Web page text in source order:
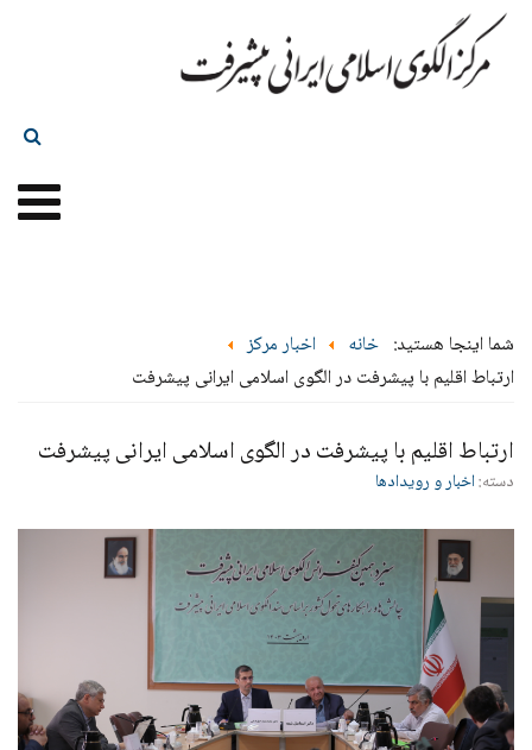
شما اینجا هستید: خانه
اخبار مرکز
ارتباط اقلیم با پیشرفت در الگوی اسلامی ایرانی پیشرفت
ارتباط اقلیم با پیشرفت در الگوی اسلامی ایرانی پیشرفت
دسته:اخبار و رویدادها